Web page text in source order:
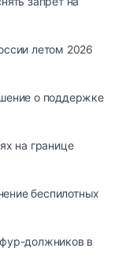
летом 2026
о поддержке
на границе
беспилотных
должников в